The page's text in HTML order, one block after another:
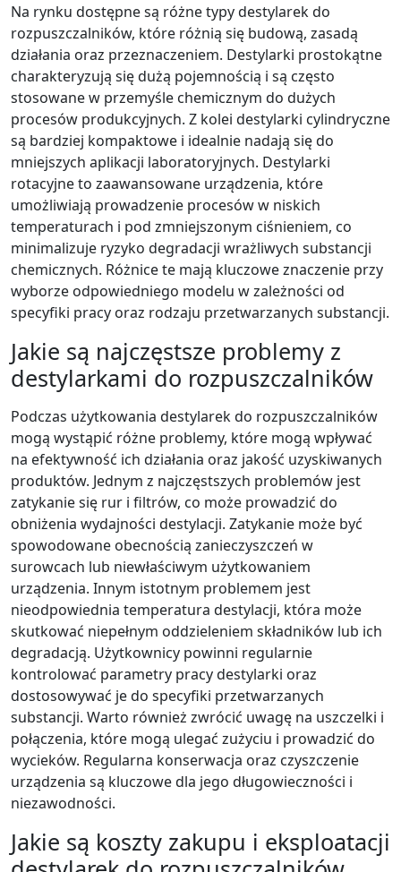
Na rynku dostępne są różne typy destylarek do
rozpuszczalników, które różnią się budową, zasadą
działania oraz przeznaczeniem. Destylarki prostokątne
charakteryzują się dużą pojemnością i są często
stosowane w przemyśle chemicznym do dużych
procesów produkcyjnych. Z kolei destylarki cylindryczne
są bardziej kompaktowe i idealnie nadają się do
mniejszych aplikacji laboratoryjnych. Destylarki
rotacyjne to zaawansowane urządzenia, które
umożliwiają prowadzenie procesów w niskich
temperaturach i pod zmniejszonym ciśnieniem, co
minimalizuje ryzyko degradacji wrażliwych substancji
chemicznych. Różnice te mają kluczowe znaczenie przy
wyborze odpowiedniego modelu w zależności od
specyfiki pracy oraz rodzaju przetwarzanych substancji.
Jakie są najczęstsze problemy z
destylarkami do rozpuszczalników
Podczas użytkowania destylarek do rozpuszczalników
mogą wystąpić różne problemy, które mogą wpływać
na efektywność ich działania oraz jakość uzyskiwanych
produktów. Jednym z najczęstszych problemów jest
zatykanie się rur i filtrów, co może prowadzić do
obniżenia wydajności destylacji. Zatykanie może być
spowodowane obecnością zanieczyszczeń w
surowcach lub niewłaściwym użytkowaniem
urządzenia. Innym istotnym problemem jest
nieodpowiednia temperatura destylacji, która może
skutkować niepełnym oddzieleniem składników lub ich
degradacją. Użytkownicy powinni regularnie
kontrolować parametry pracy destylarki oraz
dostosowywać je do specyfiki przetwarzanych
substancji. Warto również zwrócić uwagę na uszczelki i
połączenia, które mogą ulegać zużyciu i prowadzić do
wycieków. Regularna konserwacja oraz czyszczenie
urządzenia są kluczowe dla jego długowieczności i
niezawodności.
Jakie są koszty zakupu i eksploatacji